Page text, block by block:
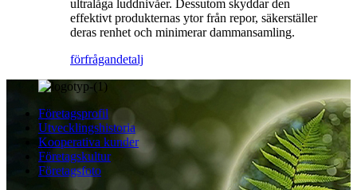
ultralåga luddnivåer. Dessutom skyddar den
effektivt produkternas ytor från repor, säkerställer
deras renhet och minimerar dammansamling.
förfrågandetalj
Företagsprofil
Utvecklingshistoria
Kooperativa kunder
Företagskultur
Företagsfoto